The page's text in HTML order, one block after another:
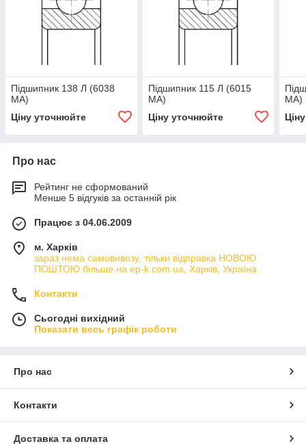
Підшипник 138 Л (6038
МА)
Ціну уточнюйте
Підшипник 115 Л (6015
МА)
Ціну уточнюйте
МА)
Про нас
Рейтинг не сформований
Менше 5 відгуків за останній рік
Працює з 04.06.2009
м. Харків
зараз нема самовивозу, тільки відправка НОВОЮ
ПОШТОЮ більше на ep-k.com.ua, Харків, Україна
Контакти
Сьогодні вихідний
Показати весь графік роботи
Про нас
Контакти
Доставка та оплата